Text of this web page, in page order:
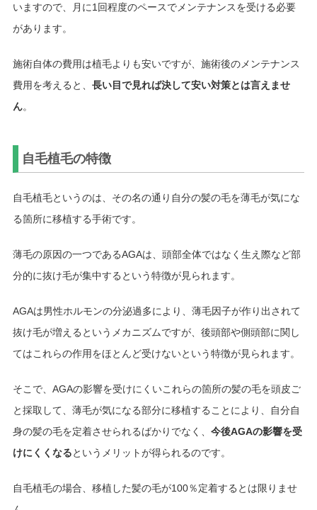
いますので、月に1回程度のペースでメンテナンスを受ける必要
があります。
施術自体の費用は植毛よりも安いですが、施術後のメンテナンス
費用を考えると、 長い目で見れば決して安い対策とは言えませ
ん。
自毛植毛の特徴
自毛植毛というのは、その名の通り自分の髪の毛を薄毛が気にな
る箇所に移植する手術です。
薄毛の原因の一つであるAGAは、頭部全体ではなく生え際など部
分的に抜け毛が集中するという特徴が見られます。
AGAは男性ホルモンの分泌過多により、薄毛因子が作り出されて
抜け毛が増えるというメカニズムですが、後頭部や側頭部に関し
てはこれらの作用をほとんど受けないという特徴が見られます。
そこで、AGAの影響を受けにくいこれらの箇所の髪の毛を頭皮ご
と採取して、薄毛が気になる部分に移植することにより、自分自
身の髪の毛を定着させられるばかりでなく、 今後AGAの影響を受
けにくくなるというメリットが得られるのです。
自毛植毛の場合、移植した髪の毛が100％定着するとは限りませ